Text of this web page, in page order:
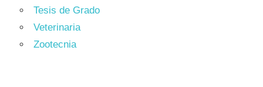
Tesis de Grado
Veterinaria
Zootecnia